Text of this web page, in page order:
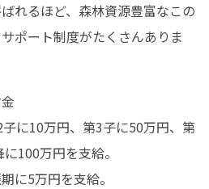
れるほど、森林資源豊富なこの
ポート制度がたくさんありま
に10万円、第3子に50万円、第
100万円を支給。
に5万円を支給。